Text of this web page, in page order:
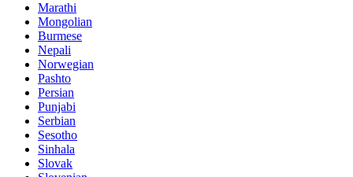
Marathi
Mongolian
Burmese
Nepali
Norwegian
Pashto
Persian
Punjabi
Serbian
Sesotho
Sinhala
Slovak